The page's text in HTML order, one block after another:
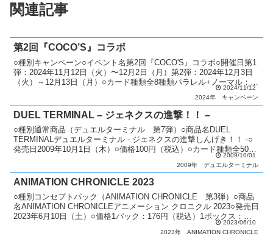
関連記事
第2回『COCO’S』コラボ
○種別キャンペーン○イベント名第2回『COCO'S』コラボ○開催日第1
弾：2024年11月12日（火）〜12月2日（月）第2弾：2024年12月3日
（火）～12月13日（月）○カード種類全8種類パラレル+ノーマル：8
2024/11/12
2024年
キャンペーン
DUEL TERMINAL – ジェネクスの進撃！！ –
○種別通常商品（デュエルターミナル 第7弾）○商品名DUEL
TERMINALデュエルターミナル - ジェネクスの進撃しんげき！！ -○
発売日2009年10月1日（木）○価格100円（税込）○カード種類全50種
2009/10/01
2009年
デュエルターミナル
ANIMATION CHRONICLE 2023
○種別コンセプトパック（ANIMATION CHRONICLE 第3弾）○商品
名ANIMATION CHRONICLEアニメーション クロニクル 2023○発売日
2023年6月10日（土）○価格1パック：176円（税込）1ボックス：
2023/06/10
2023年
ANIMATION CHRONICLE